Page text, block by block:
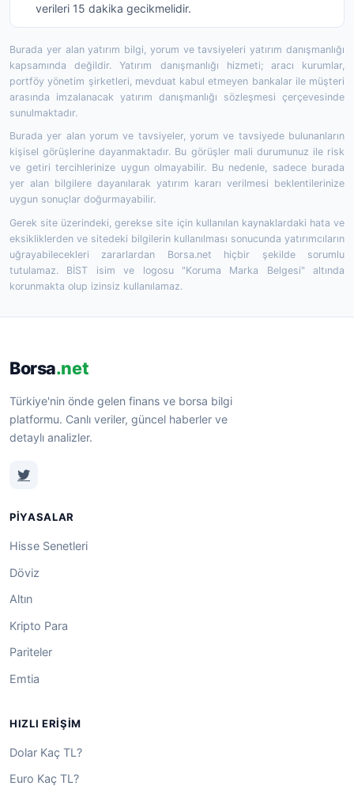
verileri 15 dakika gecikmelidir.
Burada yer alan yatırım bilgi, yorum ve tavsiyeleri yatırım danışmanlığı
kapsamında değildir. Yatırım danışmanlığı hizmeti; aracı kurumlar,
portföy yönetim şirketleri, mevduat kabul etmeyen bankalar ile müşteri
arasında imzalanacak yatırım danışmanlığı sözleşmesi çerçevesinde
sunulmaktadır.
Burada yer alan yorum ve tavsiyeler, yorum ve tavsiyede bulunanların
kişisel görüşlerine dayanmaktadır. Bu görüşler mali durumunuz ile risk
ve getiri tercihlerinize uygun olmayabilir. Bu nedenle, sadece burada
yer alan bilgilere dayanılarak yatırım kararı verilmesi beklentilerinize
uygun sonuçlar doğurmayabilir.
Gerek site üzerindeki, gerekse site için kullanılan kaynaklardaki hata ve
eksikliklerden ve sitedeki bilgilerin kullanılması sonucunda yatırımcıların
uğrayabilecekleri zararlardan Borsa.net hiçbir şekilde sorumlu
tutulamaz. BİST isim ve logosu "Koruma Marka Belgesi" altında
korunmakta olup izinsiz kullanılamaz.
Borsa.net
Türkiye'nin önde gelen finans ve borsa bilgi
platformu. Canlı veriler, güncel haberler ve
detaylı analizler.
PIYASALAR
Hisse Senetleri
Döviz
Altın
Kripto Para
Pariteler
Emtia
HIZLI ERIŞIM
Dolar Kaç TL?
Euro Kaç TL?